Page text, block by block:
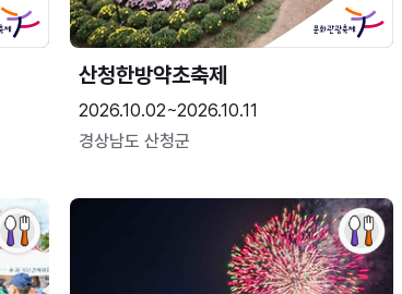
산청한방약초축제
2026.10.02~2026.10.11
경상남도 산청군